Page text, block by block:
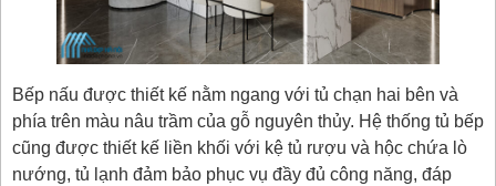
Bếp nấu được thiết kế nằm ngang với tủ chạn hai bên và
phía trên màu nâu trầm của gỗ nguyên thủy. Hệ thống tủ bếp
cũng được thiết kế liền khối với kệ tủ rượu và hộc chứa lò
nướng, tủ lạnh đảm bảo phục vụ đầy đủ công năng, đáp